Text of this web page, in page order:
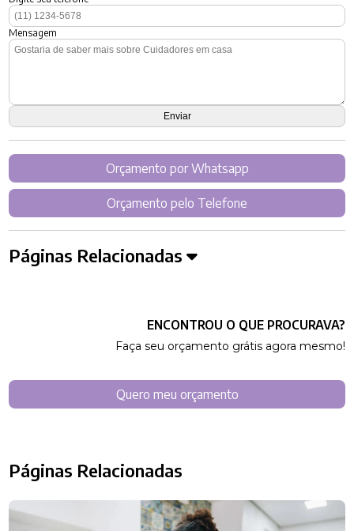
Mensagem
Orçamento por Whatsapp
Orçamento pelo Telefone
Páginas Relacionadas
ENCONTROU O QUE PROCURAVA?
Faça seu orçamento grátis agora mesmo!
Quero meu orçamento
Páginas Relacionadas